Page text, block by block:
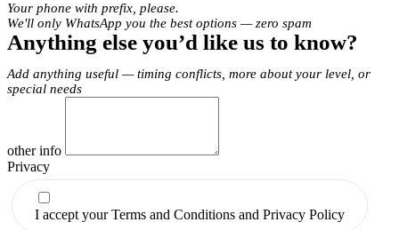
Your phone with prefix, please.
We'll only WhatsApp you the best options — zero spam
Anything else you’d like us to know?
Add anything useful — timing conflicts, more about your level, or
special needs
other info
Privacy
I accept your Terms and Conditions and Privacy Policy